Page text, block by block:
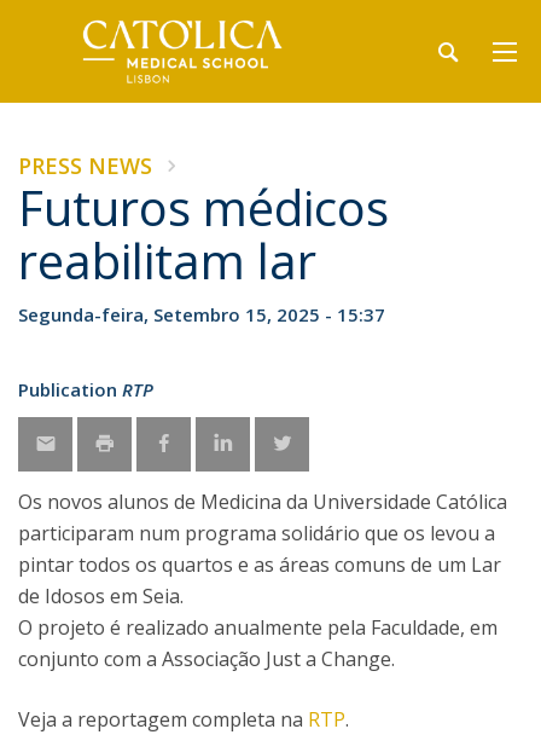
PRESS NEWS
Futuros médicos
reabilitam lar
Segunda-feira, Setembro 15, 2025 - 15:37
Publication RTP
Os novos alunos de Medicina da Universidade Católica
participaram num programa solidário que os levou a
pintar todos os quartos e as áreas comuns de um Lar
de Idosos em Seia.
O projeto é realizado anualmente pela Faculdade, em
conjunto com a Associação Just a Change.
Veja a reportagem completa na RTP.